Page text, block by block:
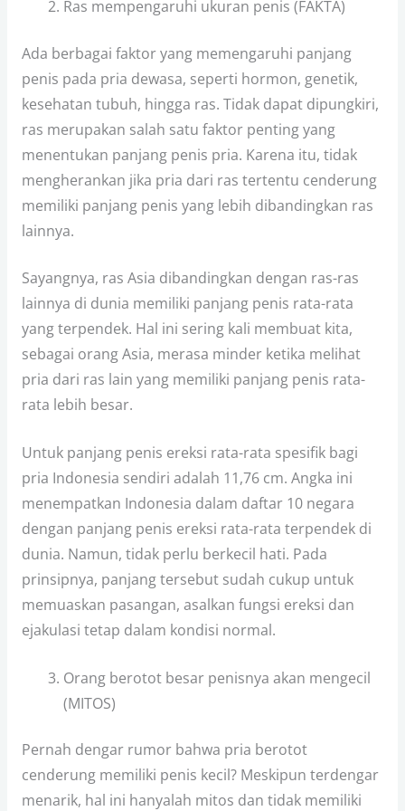
Ras mempengaruhi ukuran penis (FAKTA)
Ada berbagai faktor yang memengaruhi panjang
penis pada pria dewasa, seperti hormon, genetik,
kesehatan tubuh, hingga ras. Tidak dapat dipungkiri,
ras merupakan salah satu faktor penting yang
menentukan panjang penis pria. Karena itu, tidak
mengherankan jika pria dari ras tertentu cenderung
memiliki panjang penis yang lebih dibandingkan ras
lainnya.
Sayangnya, ras Asia dibandingkan dengan ras-ras
lainnya di dunia memiliki panjang penis rata-rata
yang terpendek. Hal ini sering kali membuat kita,
sebagai orang Asia, merasa minder ketika melihat
pria dari ras lain yang memiliki panjang penis rata-
rata lebih besar.
Untuk panjang penis ereksi rata-rata spesifik bagi
pria Indonesia sendiri adalah 11,76 cm. Angka ini
menempatkan Indonesia dalam daftar 10 negara
dengan panjang penis ereksi rata-rata terpendek di
dunia. Namun, tidak perlu berkecil hati. Pada
prinsipnya, panjang tersebut sudah cukup untuk
memuaskan pasangan, asalkan fungsi ereksi dan
ejakulasi tetap dalam kondisi normal.
Orang berotot besar penisnya akan mengecil
(MITOS)
Pernah dengar rumor bahwa pria berotot
cenderung memiliki penis kecil? Meskipun terdengar
menarik, hal ini hanyalah mitos dan tidak memiliki